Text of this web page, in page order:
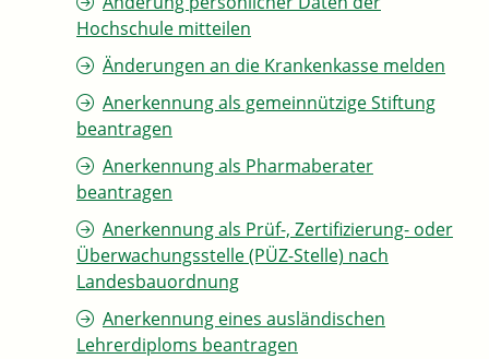
Hochschule mitteilen
Änderungen an die Krankenkasse melden
Anerkennung als gemeinnützige Stiftung
beantragen
Anerkennung als Pharmaberater
beantragen
Anerkennung als Prüf-, Zertifizierung- oder
Überwachungsstelle (PÜZ-Stelle) nach
Landesbauordnung
Anerkennung eines ausländischen
Lehrerdiploms beantragen